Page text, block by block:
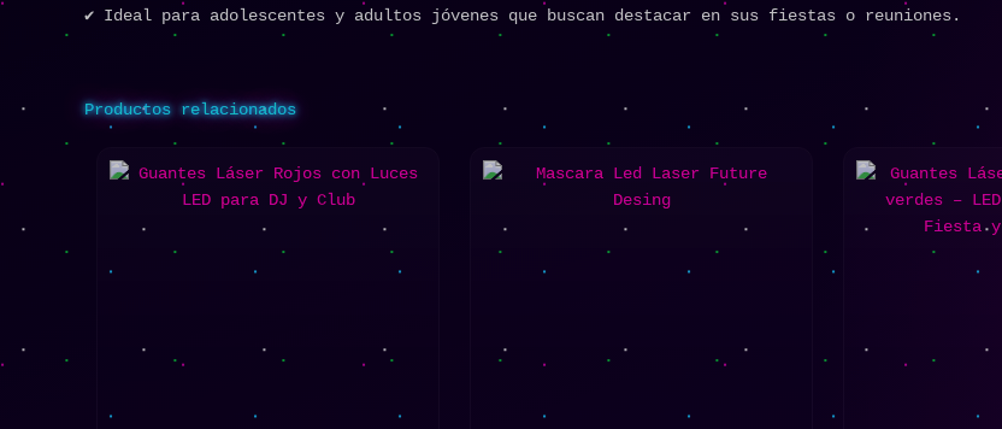
✔ Ideal para adolescentes y adultos jóvenes que buscan destacar en sus fiestas o reuniones.
Productos relacionados